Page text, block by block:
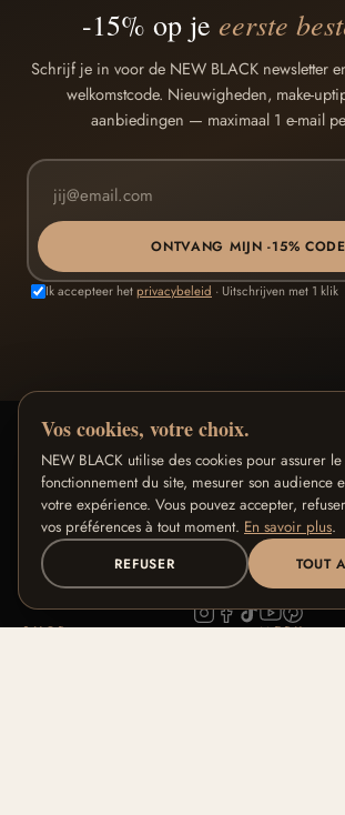
-15% op je eerste
Schrijf je in voor de NEW BLACK newsletter
welkomstcode. Nieuwigheden, make-
aanbiedingen — maximaal 1 e-mail
ONTVANG MIJN -15% CODE
Ik accepteer hetprivacybeleid · Uitschrijven met 1 klik
NEW BLACK
Premium make-up ontworpen in Parijs
bruine huid.
SHOP MERK
Vos cookies, votre choix.
NEW BLACK utilise des cookies pour assurer
fonctionnement du site, mesurer son audience
votre expérience. Vous pouvez accepter,
vos préférences à tout moment. En savoir plus.
REFUSER TOUT